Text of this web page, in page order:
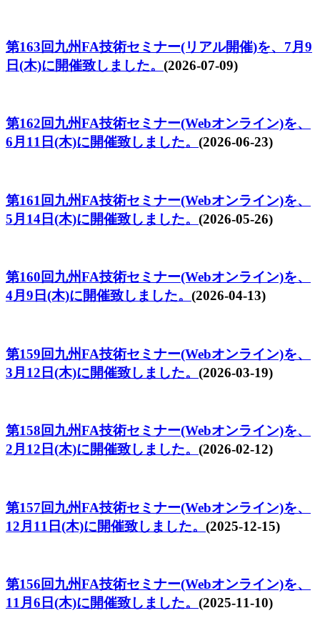
第163回九州FA技術セミナー(リアル開催)を、7月9
日(木)に開催致しました。 (2026-07-09)
第162回九州FA技術セミナー(Webオンライン)を、
6月11日(木)に開催致しました。 (2026-06-23)
第161回九州FA技術セミナー(Webオンライン)を、
5月14日(木)に開催致しました。 (2026-05-26)
第160回九州FA技術セミナー(Webオンライン)を、
4月9日(木)に開催致しました。 (2026-04-13)
第159回九州FA技術セミナー(Webオンライン)を、
3月12日(木)に開催致しました。 (2026-03-19)
第158回九州FA技術セミナー(Webオンライン)を、
2月12日(木)に開催致しました。 (2026-02-12)
第157回九州FA技術セミナー(Webオンライン)を、
12月11日(木)に開催致しました。 (2025-12-15)
第156回九州FA技術セミナー(Webオンライン)を、
11月6日(木)に開催致しました。 (2025-11-10)